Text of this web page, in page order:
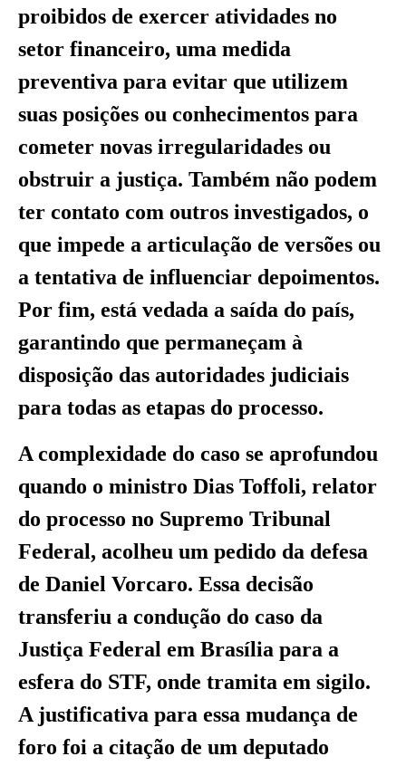
proibidos de exercer atividades no
setor financeiro, uma medida
preventiva para evitar que utilizem
suas posições ou conhecimentos para
cometer novas irregularidades ou
obstruir a justiça. Também não podem
ter contato com outros investigados, o
que impede a articulação de versões ou
a tentativa de influenciar depoimentos.
Por fim, está vedada a saída do país,
garantindo que permaneçam à
disposição das autoridades judiciais
para todas as etapas do processo.
A complexidade do caso se aprofundou
quando o ministro Dias Toffoli, relator
do processo no Supremo Tribunal
Federal, acolheu um pedido da defesa
de Daniel Vorcaro. Essa decisão
transferiu a condução do caso da
Justiça Federal em Brasília para a
esfera do STF, onde tramita em sigilo.
A justificativa para essa mudança de
foro foi a citação de um deputado